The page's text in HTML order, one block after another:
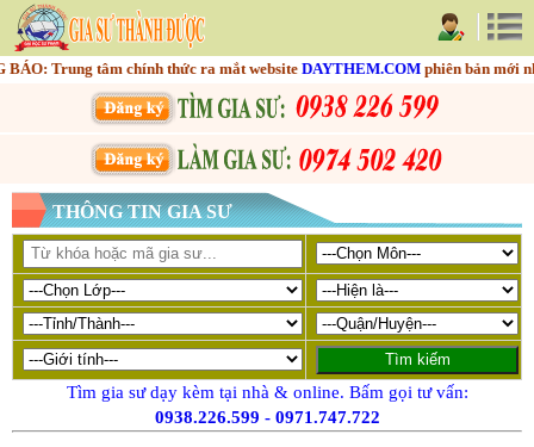
Trung tâm chính thức ra mắt websiteDAYTHEM.COMphiên bản mới
THÔNG TIN GIA SƯ
Tìm gia sư dạy kèm tại nhà & online. Bấm gọi tư vấn:
0938.226.599 - 0971.747.722